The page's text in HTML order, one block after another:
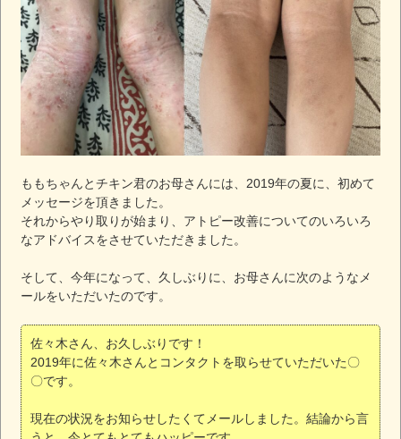
ももちゃんとチキン君のお母さんには、2019年の夏に、初めて
メッセージを頂きました。
それからやり取りが始まり、アトピー改善についてのいろいろ
なアドバイスをさせていただきました。
そして、今年になって、久しぶりに、お母さんに次のようなメ
ールをいただいたのです。
佐々木さん、お久しぶりです！
2019年に佐々木さんとコンタクトを取らせていただいた〇
〇です。
現在の状況をお知らせしたくてメールしました。結論から言